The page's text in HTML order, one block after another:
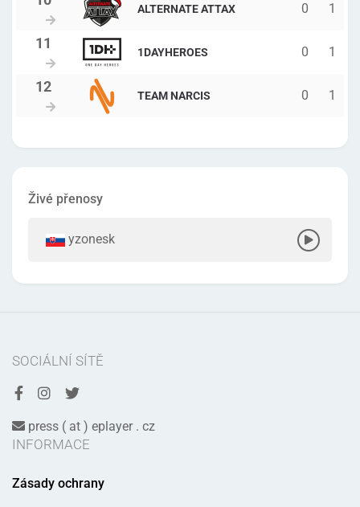
Živé přenosy
yzonesk
ALTERNATE ATTAX 0 1
1DAYHEROES 0 1
TEAM NARCIS 0 1
SOCIÁLNÍ SÍTĚ
press ( at ) eplayer . cz
INFORMACE
Zásady ochrany